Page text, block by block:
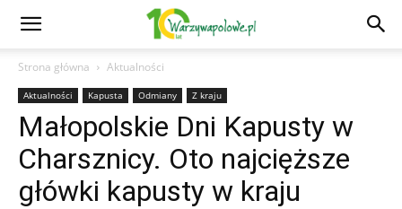
Strona główna Aktualności
Aktualności Kapusta Odmiany Z kraju
Małopolskie Dni Kapusty w
Charsznicy. Oto najcięższe
główki kapusty w kraju